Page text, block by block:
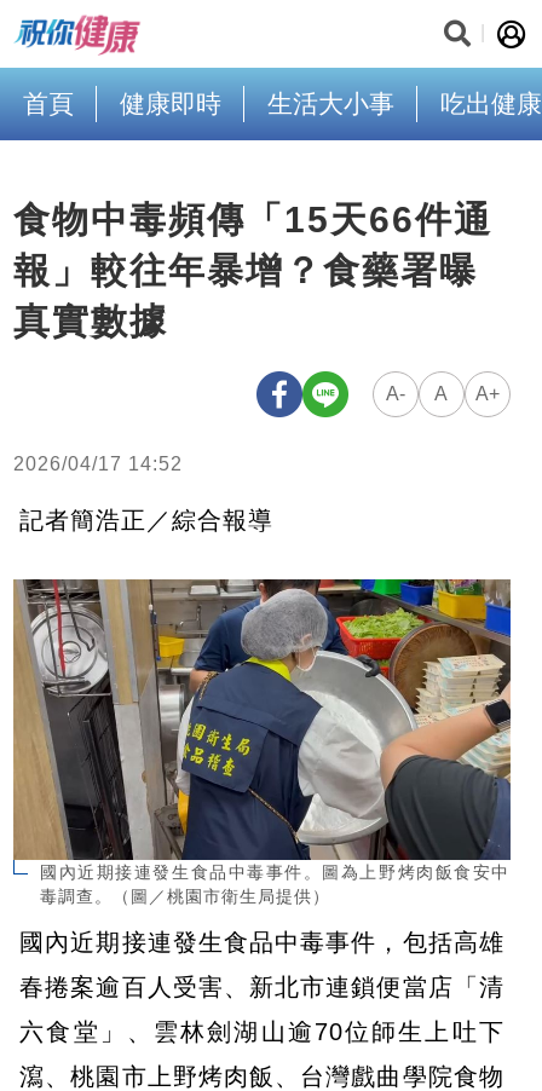
首頁 健康即時 生活大小事 吃出健康
食物中毒頻傳「15天66件通
報」較往年暴增？食藥署曝
真實數據
A- A A+
2026/04/17 14:52
記者簡浩正／綜合報導
國內近期接連發生食品中毒事件。圖為上野烤肉飯食安中
毒調查。（圖／桃園市衛生局提供）
國內近期接連發生食品中毒事件，包括高雄
春捲案逾百人受害、新北市連鎖便當店「清
六食堂」、雲林劍湖山逾70位師生上吐下
瀉、桃園市上野烤肉飯、台灣戲曲學院食物